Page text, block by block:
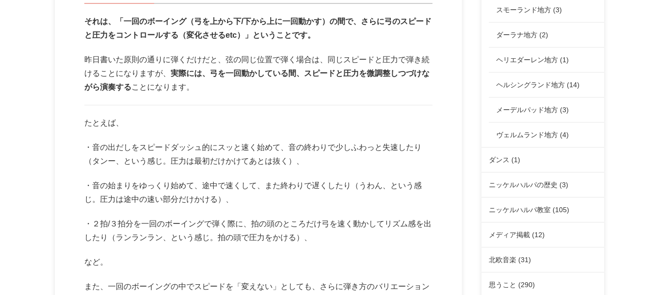
それは、「一回のボーイング（弓を上から下/下から上に一回動かす）の間で、さらに弓のスピード
と圧力をコントロールする（変化させるetc）」ということです。
昨日書いた原則の通りに弾くだけだと、弦の同じ位置で弾く場合は、同じスピードと圧力で弾き続
けることになりますが、 実際には、弓を一回動かしている間、スピードと圧力を微調整しつづけな
がら演奏することになります。
たとえば、
・音の出だしをスピードダッシュ的にスッと速く始めて、音の終わりで少しふわっと失速したり
（タンー、という感じ。圧力は最初だけかけてあとは抜く）、
・音の始まりをゆっくり始めて、途中で速くして、また終わりで遅くしたり（うわん、という感
じ。圧力は途中の速い部分だけかける）、
・２拍/３拍分を一回のボーイングで弾く際に、拍の頭のところだけ弓を速く動かしてリズム感を出
したり（ランランラン、という感じ。拍の頭で圧力をかける）、
など。
また、一回のボーイングの中でスピードを「変えない」としても、さらに弾き方のバリエーション
スモーランド地方 (3)
ダーラナ地方 (2)
ヘリエダーレン地方 (1)
ヘルシングランド地方 (14)
メーデルパッド地方 (3)
ヴェルムランド地方 (4)
ダンス (1)
ニッケルハルパの歴史 (3)
ニッケルハルパ教室 (105)
メディア掲載 (12)
北欧音楽 (31)
思うこと (290)